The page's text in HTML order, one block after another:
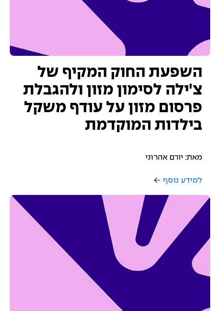
השפעת החוק המקיף של
צ'ילה לסימון מזון ולהגבלת
פרסום מזון על עודף משקל
בילדות המוקדמת
מאת: יורם אהרוני
למידע נוסף